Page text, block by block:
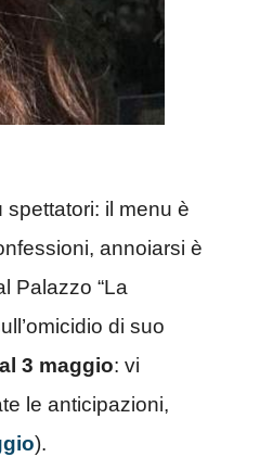
il menu è
annoiarsi è
Palazzo “La
di suo
3 maggio: vi
le anticipazioni,
).